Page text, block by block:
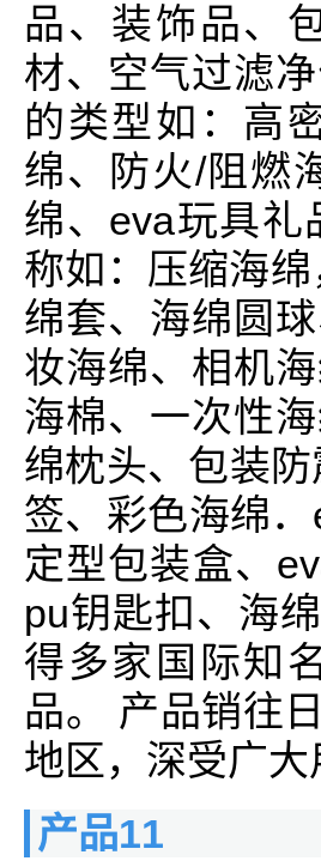
品、装饰品、
材、空气过滤
的类型如：高
绵、防火/阻燃
绵、eva玩具礼
称如：压缩海
绵套、海绵圆
妆海绵、相机
海棉、一次性
绵枕头、包装
签、彩色海绵
定型包装盒、
pu钥匙扣、海
得多家国际知
品。 产品销往
地区，深受广
产品11